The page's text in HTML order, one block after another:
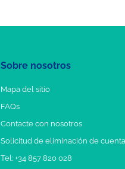
Sobre nosotros
Mapa del sitio
FAQs
Contacte con nosotros
Solicitud de eliminación de cuenta
Tel: +34 857 820 028